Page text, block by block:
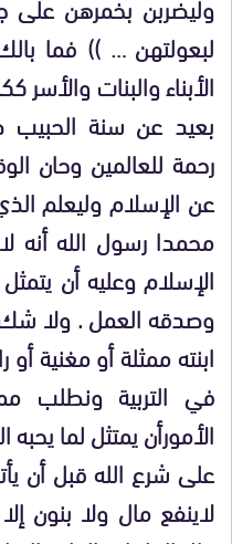
لبعولتهن … )) فما
الأبناء والبنات
بعيد عن سنة
رحمة للعالمين وحان
عن الإسلام وليعلم
محمدا رسول الله أنه
الإسلام وعليه أن
وصدقه العمل . ولا شك
ابنته ممثلة أو مغنية
في التربية ونطلب
الأمورأن يمتثل لما
على شرع الله قبل أن
لاينفع مال ولا بنون